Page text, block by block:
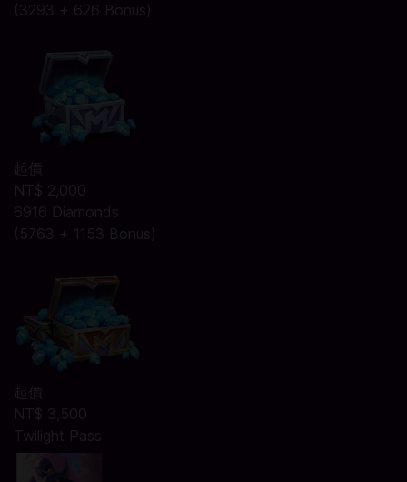
(3293 + 626 Bonus)
起價
NT$ 2,000
6916 Diamonds
(5763 + 1153 Bonus)
起價
NT$ 3,500
Twilight Pass